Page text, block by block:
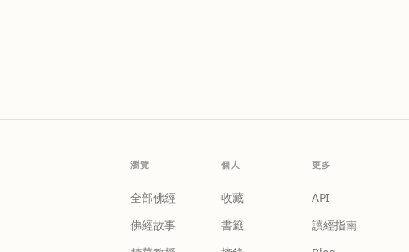
瀏覽
全部佛經
佛經故事
個人
收藏
書籤
更多
API
讀經指南